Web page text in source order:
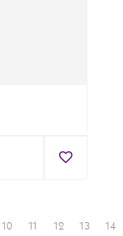
10 11 12 13
14